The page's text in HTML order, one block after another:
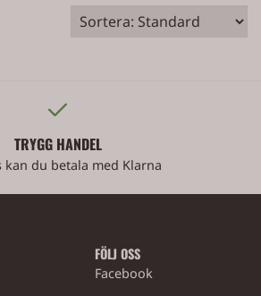
TRYGG HANDEL
kan du betala med Klarna
FÖLJ OSS
Facebook